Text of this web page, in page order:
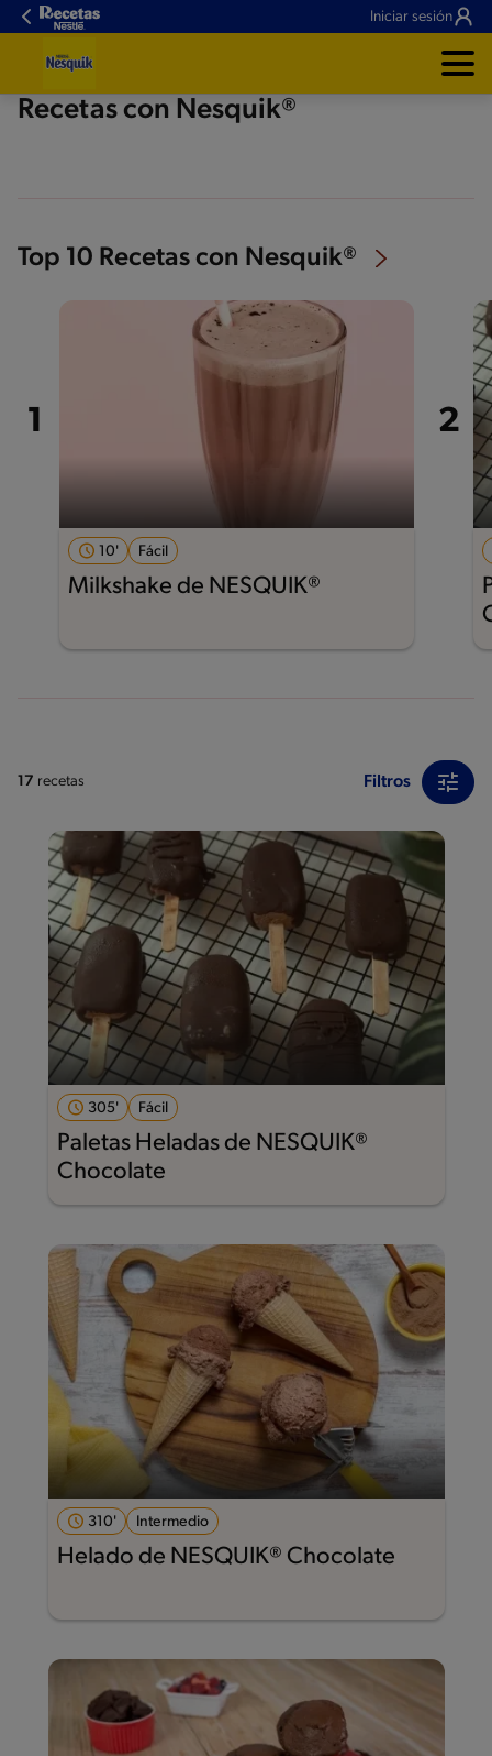
Iniciar sesión
Recetas con Nesquik®
Top 10 Recetas con Nesquik®
10' Fácil
Milkshake de NESQUIK®
17 recetas Filtros
305' Fácil
Paletas Heladas de NESQUIK®
Chocolate
310' Intermedio
Helado de NESQUIK® Chocolate